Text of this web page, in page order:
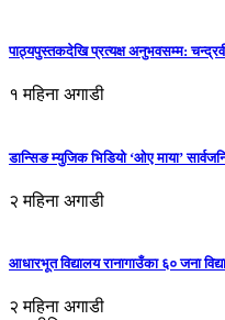
पाठ्यपुस्तकदेखि प्रत्यक्ष अनुभवसम्म:
१ महिना अगाडी
डान्सिङ म्युजिक भिडियो ‘ओए माया’
२ महिना अगाडी
आधारभूत विद्यालय रानागाउँका ६० जना
२ महिना अगाडी